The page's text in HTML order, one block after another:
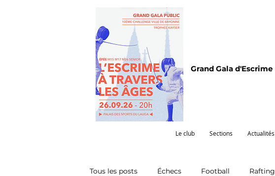
Grand Gala d'Escrime
Le club Sections Actualités
Tous les posts Échecs Football Rafting